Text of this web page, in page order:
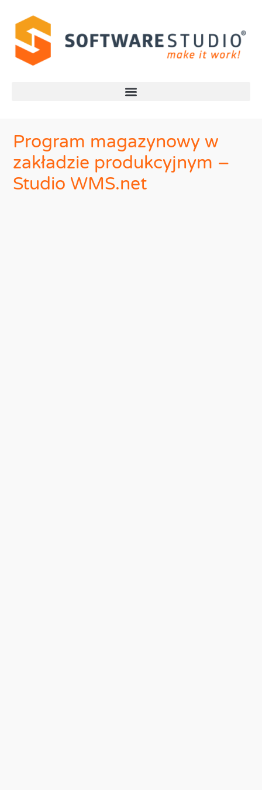
Program magazynowy w
zakładzie produkcyjnym –
Studio WMS.net